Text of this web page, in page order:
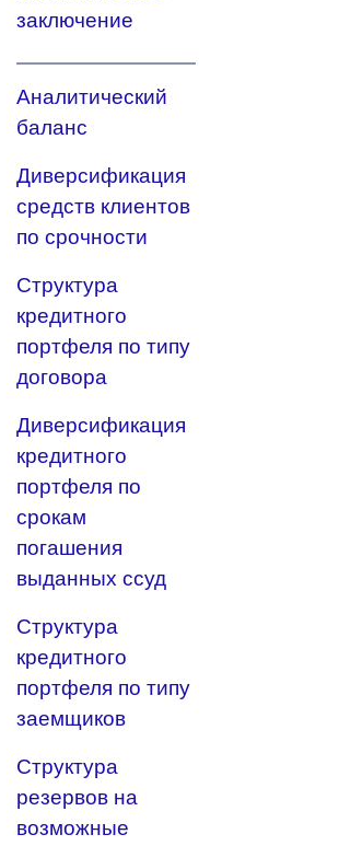
заключение
Аналитический
баланс
Диверсификация
средств клиентов
по срочности
Структура
кредитного
портфеля по типу
договора
Диверсификация
кредитного
портфеля по
срокам
погашения
выданных ссуд
Структура
кредитного
портфеля по типу
заемщиков
Структура
резервов на
возможные